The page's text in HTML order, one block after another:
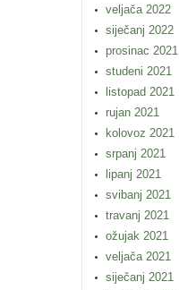
veljača 2022
siječanj 2022
prosinac 2021
studeni 2021
listopad 2021
rujan 2021
kolovoz 2021
srpanj 2021
lipanj 2021
svibanj 2021
travanj 2021
ožujak 2021
veljača 2021
siječanj 2021